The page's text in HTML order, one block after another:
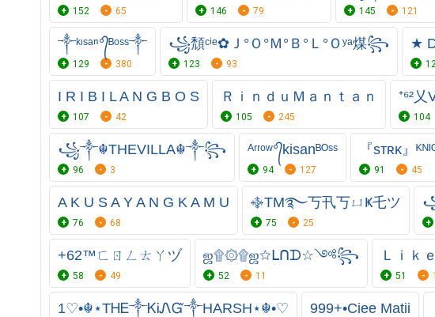
152 65 146 79 145 121
༒ᵏᶦˢᵃⁿ°᭄ᴮᵒˢˢ༒
129 380
꧁頹ᶜⁱᵉ✿Ｊ°Ｏ°Ｍ°Ｂ°Ｌ°Ｏʸᵃ煤꧂
123 93
★
I R I B I L A N G B O S
107 42
ＲｉｎｄｕＭａｎｔａｎ
105 245
⁺⁶²乂
104
꧁༒☬THEVILLA☬༒꧂
96 3
ᴬʳʳᵒʷ°᭄kisanᴮᴼˢˢ
94 127
『sᴛʀᴋ』
91 45
A K U S A Y A N G K A M U
76 68
࿇TM࿐丂卂丂ㄩҜ乇ツ
75 25
+62™ㄈㄖㄥㄊㄚヅ
58 49
ஜ۩۞۩ஜ☆ᒪᑎᗪ☆༺꧂
52 11
Ｌｉｋ
51
1♡•☬⋆ТᎻᎬ༒ᏦᎥᏁᏳ༒HARSH⋆☬•♡ 999+•Ciee Matii